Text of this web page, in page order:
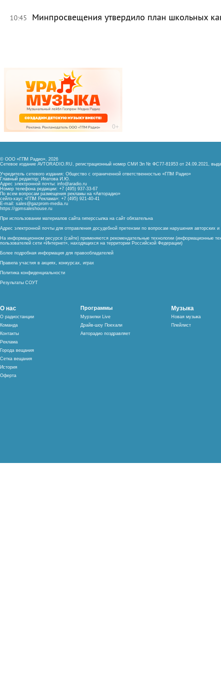
10:45 Минпросвещения утвердило план школьных
© ООО «ГПМ Радио», 2026
Сетевое издание AVTORADIO.RU, регистрационный номер СМИ Эл № ФС77-81953 от 24.09.2021,
Учредитель сетевого издания: Общество с ограниченной ответственностью «ГПМ Радио»
Главный редактор: Ипатова И.Ю.
Адрес электронной почты: info@aradio.ru
Номер телефона редакции: +7 (495) 937-33-67
По всем вопросам размещения рекламы на «Авторадио»
сейлз-хаус «ГПМ Реклама»: +7 (495) 921-40-41
E-mail: sales@gazprom-media.ru
https://gpmsaleshouse.ru
При использовании материалов сайта гиперссылка на сайт обязательна
Адрес электронной почты для отправления досудебной претензии по вопросам нарушения авторских
На информационном ресурсе (сайте) применяются рекомендательные технологии (информационные
пользователей сети «Интернет», находящихся на территории Российской Федерации)
Более подробная информация для правообладателей
Правила участия в акциях, конкурсах, играх
Политика конфиденциальности
Результаты СОУТ
О нас
О радиостанции
Команда
Контакты
Реклама
Города вещания
Сетка вещания
История
Оферта
Программы
Мурзилки Live
Драйв-шоу Поехали
Авторадио поздравляет
Музыка
Новая музыка
Плейлист